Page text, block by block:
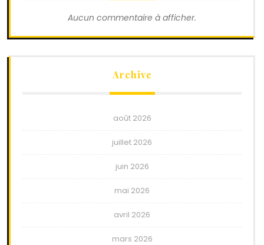
Aucun commentaire à afficher.
Archive
août 2026
juillet 2026
juin 2026
mai 2026
avril 2026
mars 2026